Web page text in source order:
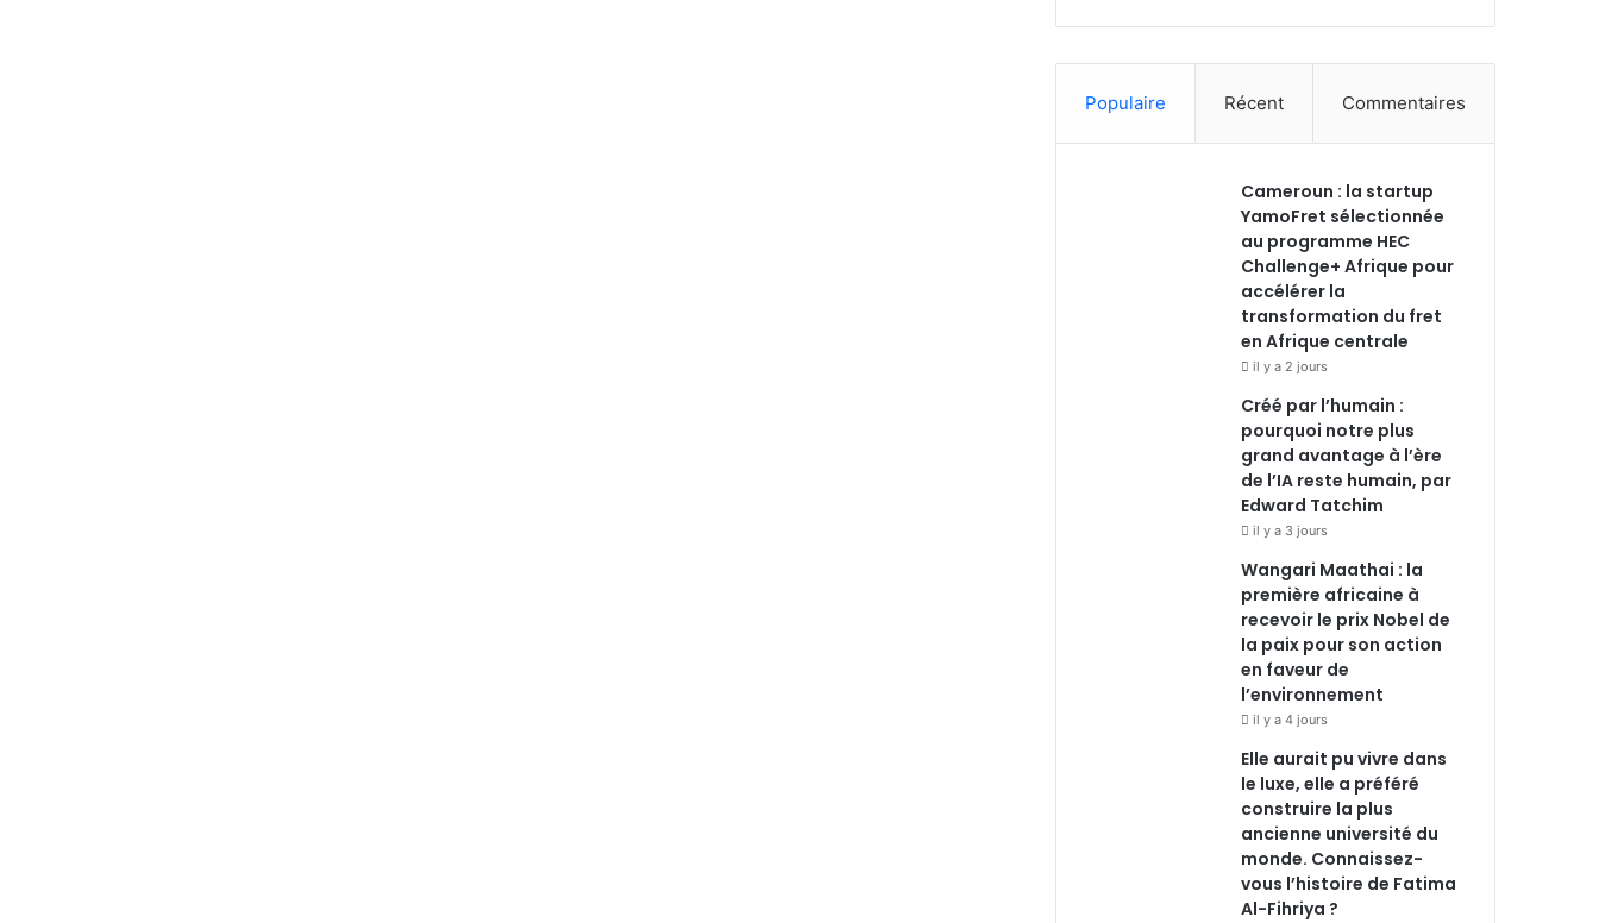
c
e
n
k
d
n
u
b
e
s
t
g
r
m
Populaire Récent Commentaires
Cameroun : la startup
YamoFret sélectionnée
au programme HEC
Challenge+ Afrique pour
accélérer la
transformation du fret
en Afrique centrale
il y a 2 jours
Créé par l’humain :
pourquoi notre plus
grand avantage à l’ère
de l’IA reste humain, par
Edward Tatchim
il y a 3 jours
Wangari Maathai : la
première africaine à
recevoir le prix Nobel de
la paix pour son action
en faveur de
l’environnement
il y a 4 jours
Elle aurait pu vivre dans
le luxe, elle a préféré
construire la plus
ancienne université du
monde. Connaissez-
vous l’histoire de Fatima
Al-Fihriya ?